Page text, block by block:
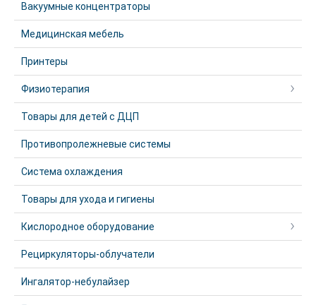
Вакуумные концентраторы
Медицинская мебель
Принтеры
Физиотерапия
Товары для детей с ДЦП
Противопролежневые системы
Система охлаждения
Товары для ухода и гигиены
Кислородное оборудование
Рециркуляторы-облучатели
Ингалятор-небулайзер